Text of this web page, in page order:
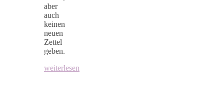
aber
auch
keinen
neuen
Zettel
geben.
weiterlesen